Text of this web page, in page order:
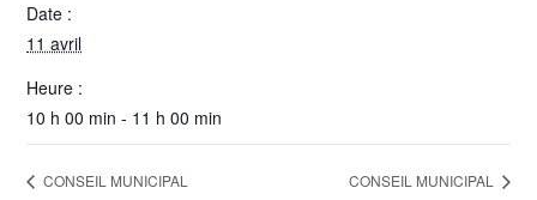
Date :
11 avril
Heure :
10 h 00 min - 11 h 00 min
CONSEIL MUNICIPAL CONSEIL MUNICIPAL